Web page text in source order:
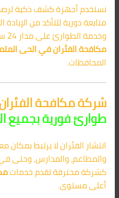
نستخدم أجهزة كشف ذكية لرصد
متابعة دورية للتأكد من الإبادة
وخدمة الطوارئ على مدار 24 ساعة. وهذا ما يجعلنا
مكافحة الفئران في الحى
المحافظات.
شركة مكافحة
طوارئ فورية بجميع
انتشار الفئران لا يرتبط
والمطاعم، والمدارس، وحتى في
كشركة محترفة تقدم خدمات
أعلى مستوى.